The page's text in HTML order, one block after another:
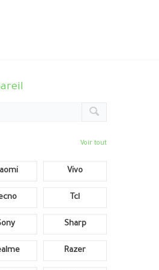
Voir tout
Vivo
Tcl
Sharp
Razer